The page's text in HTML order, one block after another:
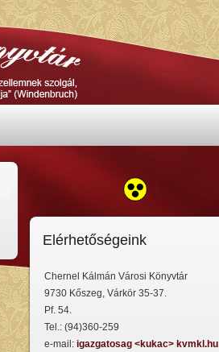
Elérhetőségeink
Chernel Kálmán Városi Könyvtár
9730 Kőszeg, Várkör 35-37.
Pf. 54.
Tel.: (94)360-259
e-mail: igazgatosag <kukac> kvmkl.hu